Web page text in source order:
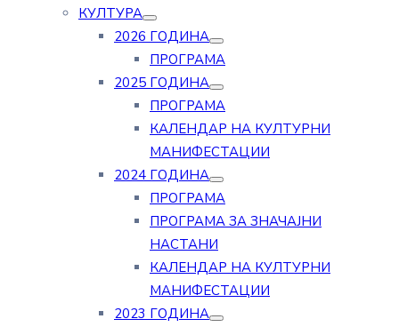
КУЛТУРА
2026 ГОДИНА
ПРОГРАМА
2025 ГОДИНА
ПРОГРАМА
КАЛЕНДАР НА КУЛТУРНИ
МАНИФЕСТАЦИИ
2024 ГОДИНА
ПРОГРАМА
ПРОГРАМА ЗА ЗНАЧАЈНИ
НАСТАНИ
КАЛЕНДАР НА КУЛТУРНИ
МАНИФЕСТАЦИИ
2023 ГОДИНА